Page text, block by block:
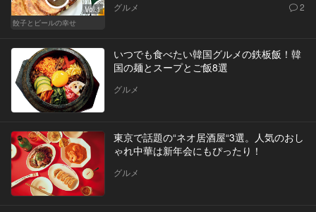
Vol.1
餃子とビールの幸せ
グルメ 2
いつでも食べたい韓国グルメの鉄板飯！韓
国の麺とスープとご飯8選
グルメ
東京で話題の“ネオ居酒屋“3選。人気のおし
ゃれ中華は新年会にもぴったり！
グルメ